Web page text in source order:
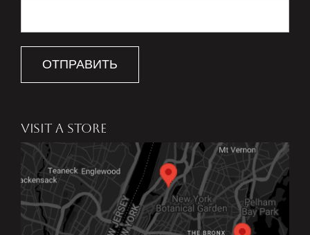
ОТПРАВИТЬ
VISIT A STORE